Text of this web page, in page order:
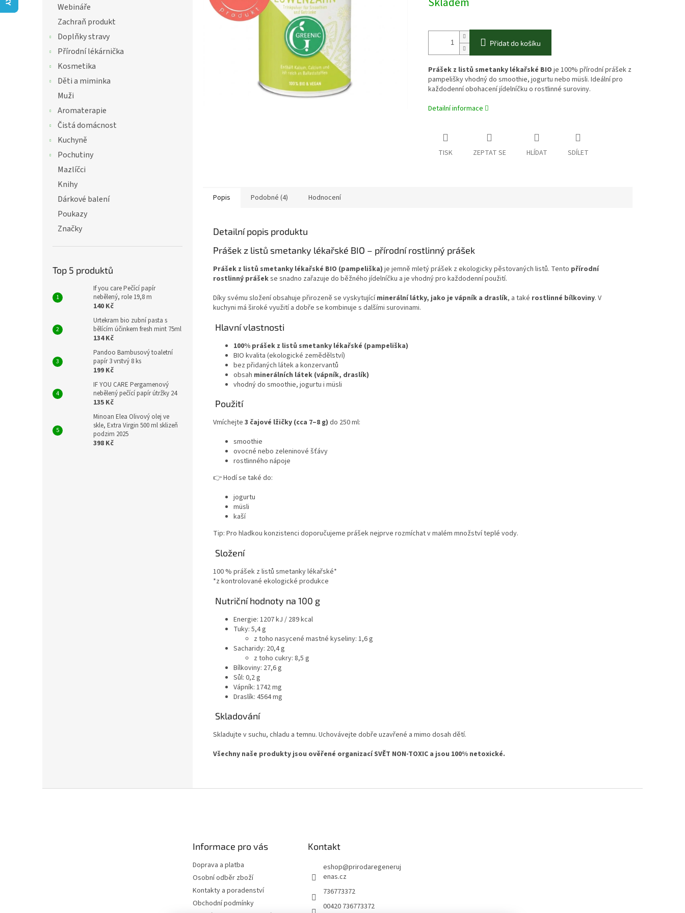
Webináře
Zachraň produkt
Doplňky stravy
Přírodní lékárnička
Kosmetika
Děti a miminka
Muži
Aromaterapie
Čistá domácnost
Kuchyně
Pochutiny
Mazlíčci
Knihy
Dárkové balení
Poukazy
Značky
Top 5 produktů
If you care Pečící papír
nebělený, role 19,8 m
140 Kč
Urtekram bio zubní pasta s
bělícím účinkem fresh mint 75ml
134 Kč
Pandoo Bambusový toaletní
papír 3 vrstvý 8 ks
199 Kč
IF YOU CARE Pergamenový
nebělený pečící papír útržky 24
135 Kč
Minoan Elea Olivový olej ve
skle, Extra Virgin 500 ml sklizeň
podzim 2025
398 Kč
hvězdiček.
Přidat do košíku
Prášek z listů smetanky lékařské BIO je 100% přírodní prášek z
pampelišky vhodný do smoothie, jogurtu nebo müsli. Ideální pro
každodenní obohacení jídelníčku o rostlinné suroviny.
Detailní informace
TISK ZEPTAT SE HLÍDAT SDÍLET
Popis Podobné (4) Hodnocení
Detailní popis produktu
Prášek z listů smetanky lékařské BIO – přírodní rostlinný prášek
Prášek z listů smetanky lékařské BIO (pampeliška) je jemně mletý prášek z ekologicky pěstovaných listů. Tento přírodní
rostlinný prášekse snadno zařazuje do běžného jídelníčku a je vhodný pro každodenní použití.
Díky svému složení obsahuje přirozeně se vyskytujícíminerální látky, jako je vápník a draslík, a také rostlinné bílkoviny. V
kuchyni má široké využití a dobře se kombinuje s dalšími surovinami.
Hlavní vlastnosti
100% prášek z listů smetanky lékařské (pampeliška)
BIO kvalita (ekologické zemědělství)
bez přidaných látek a konzervantů
obsah minerálních látek (vápník, draslík)
vhodný do smoothie, jogurtu i müsli
Použití
Vmíchejte 3 čajové lžičky (cca 7–8 g) do 250 ml:
smoothie
ovocné nebo zeleninové šťávy
rostlinného nápoje
👉 Hodí se také do:
jogurtu
müsli
kaší
Tip: Pro hladkou konzistenci doporučujeme prášek nejprve rozmíchat v malém množství teplé vody.
Složení
100 % prášek z listů smetanky lékařské*
*z kontrolované ekologické produkce
Nutriční hodnoty na 100 g
Energie: 1207 kJ / 289 kcal
Tuky: 5,4 g
z toho nasycené mastné kyseliny: 1,6 g
Sacharidy: 20,4 g
z toho cukry: 8,5 g
Bílkoviny: 27,6 g
Sůl: 0,2 g
Vápník: 1742 mg
Draslík: 4564 mg
Skladování
Skladujte v suchu, chladu a temnu. Uchovávejte dobře uzavřené a mimo dosah dětí.
Všechny naše produkty jsou ověřené organizací SVĚT NON-TOXIC a jsou 100% netoxické.
Informace pro vás
Doprava a platba
Osobní odběr zboží
Kontakty a poradenství
Obchodní podmínky
Kontakt
eshop@prirodaregeneruj
enas.cz
736773372
00420 736773372